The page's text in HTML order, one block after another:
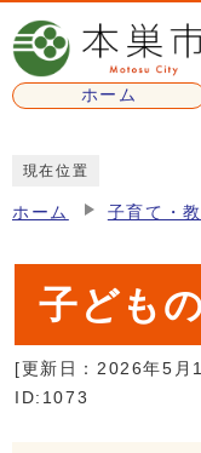
ページの先頭です
ホーム
現在位置
ホーム 子育て・
子ども
[更新日： 2026年5月
ID:1073